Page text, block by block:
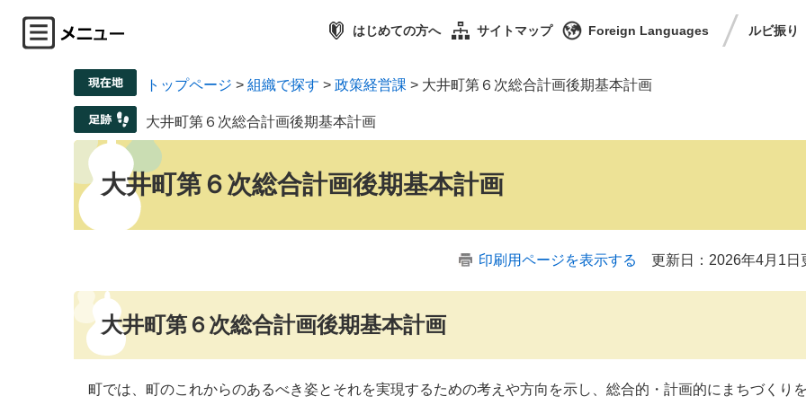
はじめての方へ サイトマップ Foreign Languages ルビ振り
トップページ > 組織で探す > 政策経営課 > 大井町第６次総合計画後期基本計画
大井町第６次総合計画後期基本計画
大井町第６次総合計画後期基本計画
印刷用ページを表示する 更新日：2026年4月1日
大井町第６次総合計画後期基本計画
町では、町のこれからのあるべき姿とそれを実現するための考えや方向を示し、総合的・計画的にまちづくり